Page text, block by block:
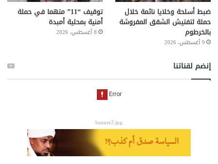
ضبط أسلحة وخلايا نائمة خلال
حملة لتفتيش الشقق المفروشة
بالخرطوم
9 أغسطس، 2026
توقيف “11” متهما في حملة
أمنية بمحلية أمبدة
8 أغسطس، 2026
إنضم لقناتنا
banner2.jpg